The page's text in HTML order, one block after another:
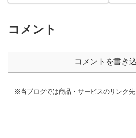
多半島観光される方にも役立てば
幸いです。ご参考までにどうぞ！
をして
コメント
コメントを書き
※当ブログでは商品・サービスのリンク